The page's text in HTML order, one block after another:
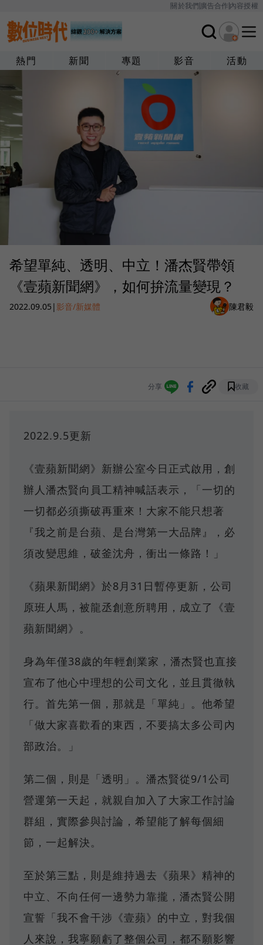
關於我們廣告合作內容授權
熱門 新聞 專題 影音 活動
希望單純、透明、中立！潘杰賢帶領
《壹蘋新聞網》，如何拚流量變現？
2022.09.05 | 影音/新媒體 陳君毅
分享 收藏
2022.9.5更新
《壹蘋新聞網》新辦公室今日正式啟用，創
辦人潘杰賢向員工精神喊話表示，「一切的
一切都必須撕破再重來！大家不能只想著
『我之前是台蘋、是台灣第一大品牌』，必
須改變思維，破釜沈舟，衝出一條路！」
《蘋果新聞網》於8月31日暫停更新，公司
原班人馬，被龍丞創意所聘用，成立了《壹
蘋新聞網》。
身為年僅38歲的年輕創業家，潘杰賢也直接
宣布了他心中理想的公司文化，並且貫徹執
行。首先第一個，那就是「單純」。他希望
「做大家喜歡看的東西，不要搞太多公司內
部政治。」
第二個，則是「透明」。潘杰賢從9/1公司
營運第一天起，就親自加入了大家工作討論
群組，實際參與討論，希望能了解每個細
節，一起解決。
至於第三點，則是維持過去《蘋果》精神的
中立、不向任何一邊勢力靠攏，潘杰賢公開
宣誓「我不會干涉《壹蘋》的中立，對我個
人來說，我寧願虧了整個公司，都不願影響